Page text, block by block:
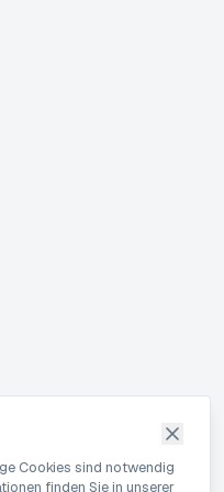
Cookies sind notwendig
finden Sie in unserer